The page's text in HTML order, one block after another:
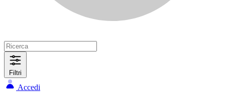
Filtri
Accedi